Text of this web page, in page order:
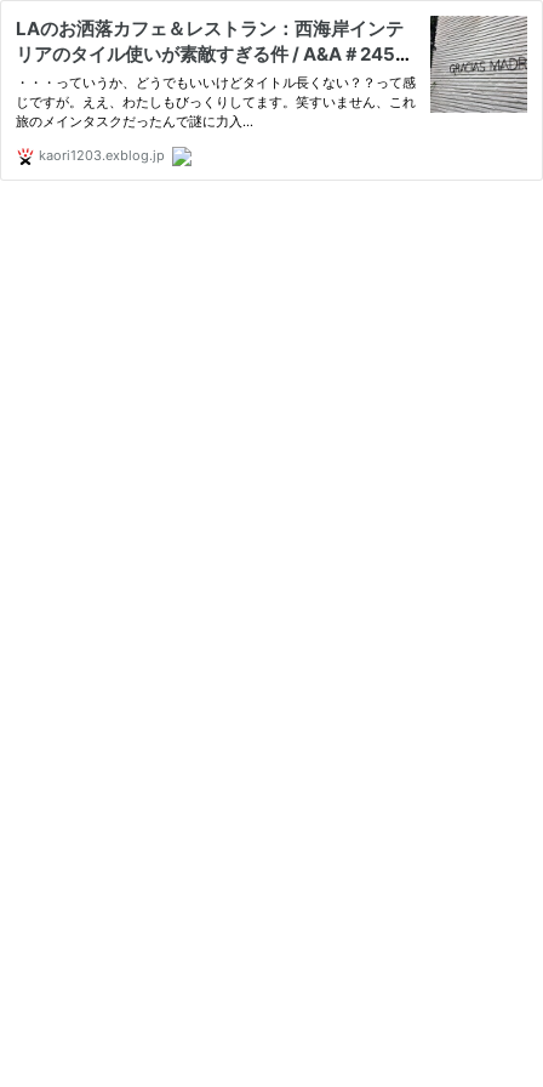
LAのお洒落カフェ＆レストラン：西海岸インテ
リアのタイル使いが素敵すぎる件 / A&A＃245
[L.A.#25] | Japanese HousewifeのU.S.Life♪ -i
n Ann Arbor-
・・・っていうか、どうでもいいけどタイトル長くない？？って感
じですが。ええ、わたしもびっくりしてます。笑すいません、これ
旅のメインタスクだったんで謎に力入...
kaori1203.exblog.jp